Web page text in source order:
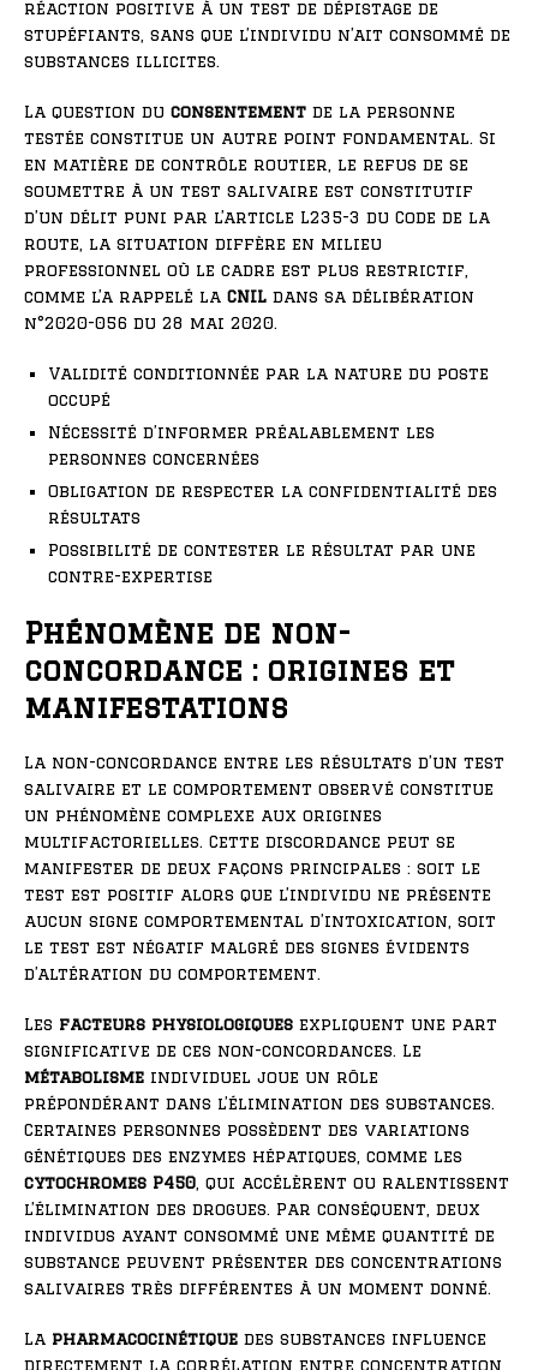
réaction positive à un test de dépistage de
stupéfiants, sans que l’individu n’ait consommé de
substances illicites.
La question du consentement de la personne
testée constitue un autre point fondamental. Si
en matière de contrôle routier, le refus de se
soumettre à un test salivaire est constitutif
d’un délit puni par l’article L235-3 du Code de la
route, la situation diffère en milieu
professionnel où le cadre est plus restrictif,
comme l’a rappelé la CNIL dans sa délibération
n°2020-056 du 28 mai 2020.
Validité conditionnée par la nature du poste
occupé
Nécessité d’informer préalablement les
personnes concernées
Obligation de respecter la confidentialité des
résultats
Possibilité de contester le résultat par une
contre-expertise
Phénomène de non-
concordance : origines et
manifestations
La non-concordance entre les résultats d’un test
salivaire et le comportement observé constitue
un phénomène complexe aux origines
multifactorielles. Cette discordance peut se
manifester de deux façons principales : soit le
test est positif alors que l’individu ne présente
aucun signe comportemental d’intoxication, soit
le test est négatif malgré des signes évidents
d’altération du comportement.
Les facteurs physiologiques expliquent une part
significative de ces non-concordances. Le
métabolisme individuel joue un rôle
prépondérant dans l’élimination des substances.
Certaines personnes possèdent des variations
génétiques des enzymes hépatiques, comme les
cytochromes P450 , qui accélèrent ou ralentissent
l’élimination des drogues. Par conséquent, deux
individus ayant consommé une même quantité de
substance peuvent présenter des concentrations
salivaires très différentes à un moment donné.
La pharmacocinétique des substances influence
directement la corrélation entre concentration